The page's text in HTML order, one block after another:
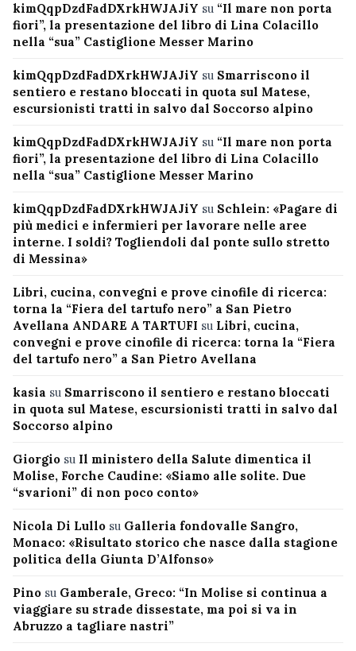
kimQqpDzdFadDXrkHWJAJiY su “Il mare non porta
fiori”, la presentazione del libro di Lina Colacillo
nella “sua” Castiglione Messer Marino
kimQqpDzdFadDXrkHWJAJiY su Smarriscono il
sentiero e restano bloccati in quota sul Matese,
escursionisti tratti in salvo dal Soccorso alpino
kimQqpDzdFadDXrkHWJAJiY su “Il mare non porta
fiori”, la presentazione del libro di Lina Colacillo
nella “sua” Castiglione Messer Marino
kimQqpDzdFadDXrkHWJAJiY su Schlein: «Pagare di
più medici e infermieri per lavorare nelle aree
interne. I soldi? Togliendoli dal ponte sullo stretto
di Messina»
Libri, cucina, convegni e prove cinofile di ricerca:
torna la “Fiera del tartufo nero” a San Pietro
Avellana ANDARE A TARTUFI su Libri, cucina,
convegni e prove cinofile di ricerca: torna la “Fiera
del tartufo nero” a San Pietro Avellana
kasia su Smarriscono il sentiero e restano bloccati
in quota sul Matese, escursionisti tratti in salvo dal
Soccorso alpino
Giorgio su Il ministero della Salute dimentica il
Molise, Forche Caudine: «Siamo alle solite. Due
“svarioni” di non poco conto»
Nicola Di Lullo su Galleria fondovalle Sangro,
Monaco: «Risultato storico che nasce dalla stagione
politica della Giunta D’Alfonso»
Pino su Gamberale, Greco: “In Molise si continua a
viaggiare su strade dissestate, ma poi si va in
Abruzzo a tagliare nastri”